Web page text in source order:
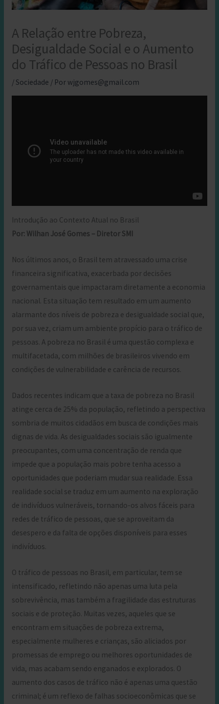
A Relação entre Pobreza,
Desigualdade Social e o Aumento
do Tráfico de Pessoas no Brasil
/ Sociedade / Por wjgomes@gmail.com
Introdução ao Contexto Atual no Brasil
Por: Wilhan José Gomes – Diretor SMI
Nos últimos anos, o Brasil tem atravessado uma crise
financeira significativa, exacerbada por decisões
governamentais que impactaram diretamente a economia
nacional. Esta situação tem resultado em um aumento
alarmante dos níveis de pobreza e desigualdade social que,
por sua vez, criam um ambiente propício para o tráfico de
pessoas. A pobreza no Brasil é uma questão complexa e
multifacetada, com milhões de brasileiros vivendo em
condições de vulnerabilidade e carência de recursos.
Dados recentes indicam que a taxa de pobreza no Brasil
atinge cerca de 25% da população, refletindo a perspectiva
sombria de muitos cidadãos em busca de condições mais
dignas de vida. As desigualdades sociais são igualmente
preocupantes, com uma concentração de renda que
impede que a população mais pobre tenha acesso a
oportunidades que poderiam mudar sua realidade. Essa
realidade social se traduz em um aumento na exploração
de indivíduos vulneráveis, tornando-os alvos fáceis para
redes de tráfico de pessoas, que se aproveitam da
desespero e da falta de opções disponíveis para esses
indivíduos.
O tráfico de pessoas no Brasil, em particular, tem se
intensificado, refletindo não apenas uma luta pela
sobrevivência, mas também a fragilidade das estruturas
sociais e de proteção. Muitas vezes, aqueles que se
encontram em situações de pobreza extrema,
especialmente mulheres e crianças, são aliciados por
promessas de emprego ou melhores oportunidades de
vida, mas acabam sendo enganados e explorados. O
aumento dos casos de tráfico não é apenas uma questão
criminal; é um reflexo de falhas socioeconômicas que se